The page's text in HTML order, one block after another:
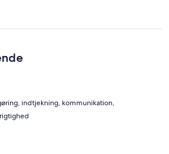
indtjekning, kommunikation,